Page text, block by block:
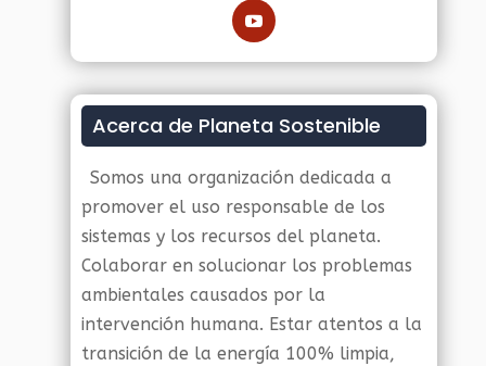
Acerca de Planeta Sostenible
Somos una organización dedicada a
promover el uso responsable de los
sistemas y los recursos del planeta.
Colaborar en solucionar los problemas
ambientales causados por la
intervención humana. Estar atentos a la
transición de la energía 100% limpia,